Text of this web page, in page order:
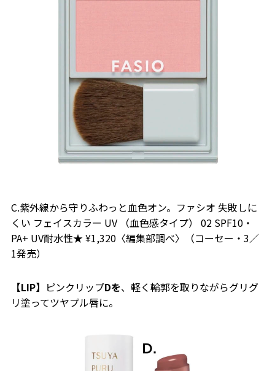
C.紫外線から守りふわっと血色オン。ファシオ 失敗しに
くい フェイスカラー UV （血色感タイプ） 02 SPF10・
PA+ UV耐水性★ ¥1,320〈編集部調べ〉（コーセー・3／
1発売）
【LIP】 ピンクリップDを、軽く輪郭を取りながらグリグ
リ塗ってツヤプル唇に。